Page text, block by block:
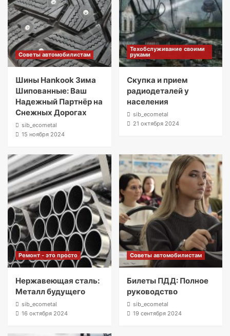
Советы автомобилистам
Шины Hankook Зима
Шипованные: Ваш
Надежный Партнёр на
Снежных Дорогах
sib_ecometal
15 ноября 2024
Техобслуживание своими
руками
Скупка и прием
радиодеталей у
населения
sib_ecometal
21 октября 2024
Ремонт - это просто
Нержавеющая сталь:
Металл будущего
sib_ecometal
16 октября 2024
Советы автомобилистам
Билеты ПДД: Полное
руководство
sib_ecometal
19 сентября 2024